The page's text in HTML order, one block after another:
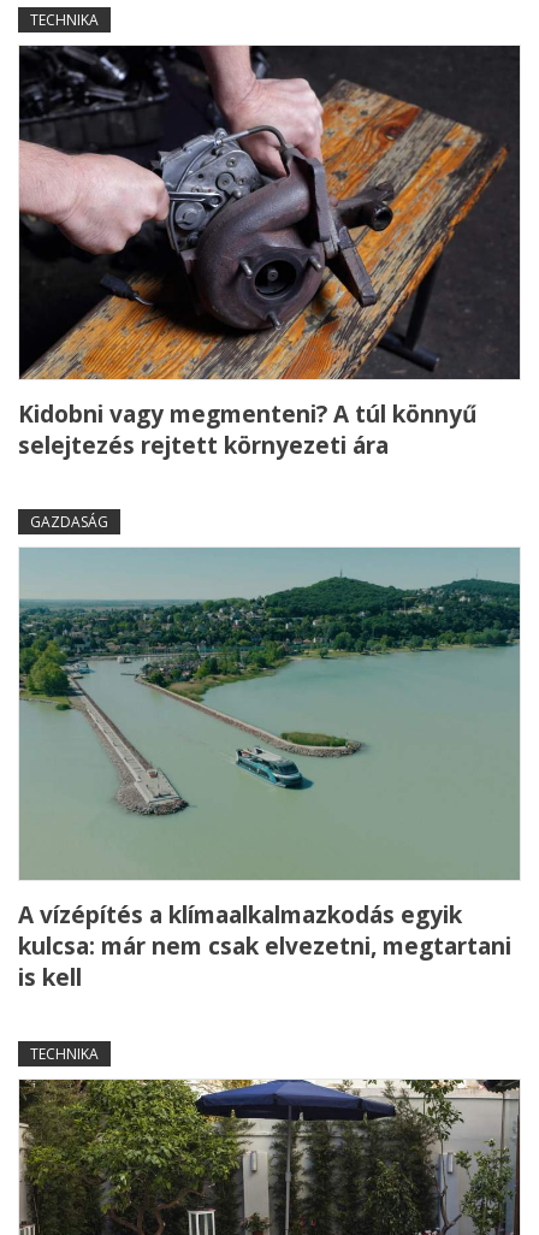
TECHNIKA
Kidobni vagy megmenteni? A túl könnyű
selejtezés rejtett környezeti ára
GAZDASÁG
A vízépítés a klímaalkalmazkodás egyik
kulcsa: már nem csak elvezetni, megtartani
is kell
TECHNIKA